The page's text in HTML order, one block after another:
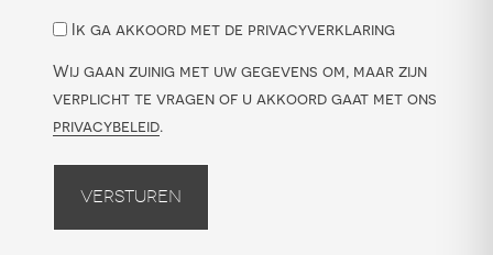
Ik ga akkoord met de privacyverklaring
Wij gaan zuinig met uw gegevens om, maar zijn
verplicht te vragen of u akkoord gaat met ons
privacybeleid.
Versturen